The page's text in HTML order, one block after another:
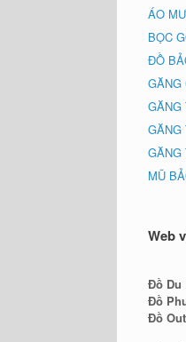
ÁO
BỌC
ĐỒ
GĂNG
GĂNG
GĂNG
GĂNG
MŨ
Web
Đồ Du
Đồ
Đồ